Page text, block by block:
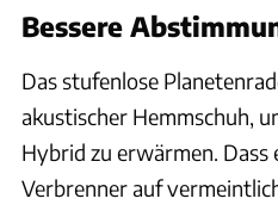
Bessere
Das stufenlose
akustischer Hemmschuh,
Hybrid zu erwärmen. Dass
Verbrenner auf